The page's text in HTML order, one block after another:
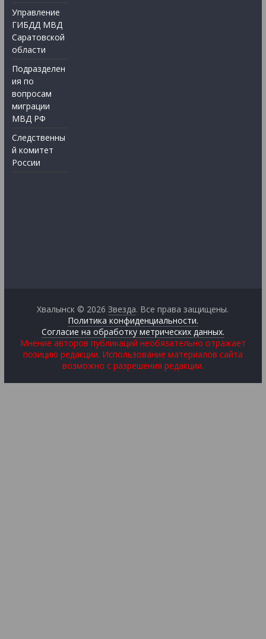
Управление
ГИБДД МВД
Саратовской
области
Подразделен
ия по
вопросам
миграции
МВД РФ
Следственны
й комитет
России
Хвалынск © 2026Звезда. Все права защищены.
Политика конфиденциальности.
Согласие на обработку метрических данных.
Мнение авторов публикаций необязательно отражает
позицию редакции. Использование материалов сайта
возможно с разрешения редакции.